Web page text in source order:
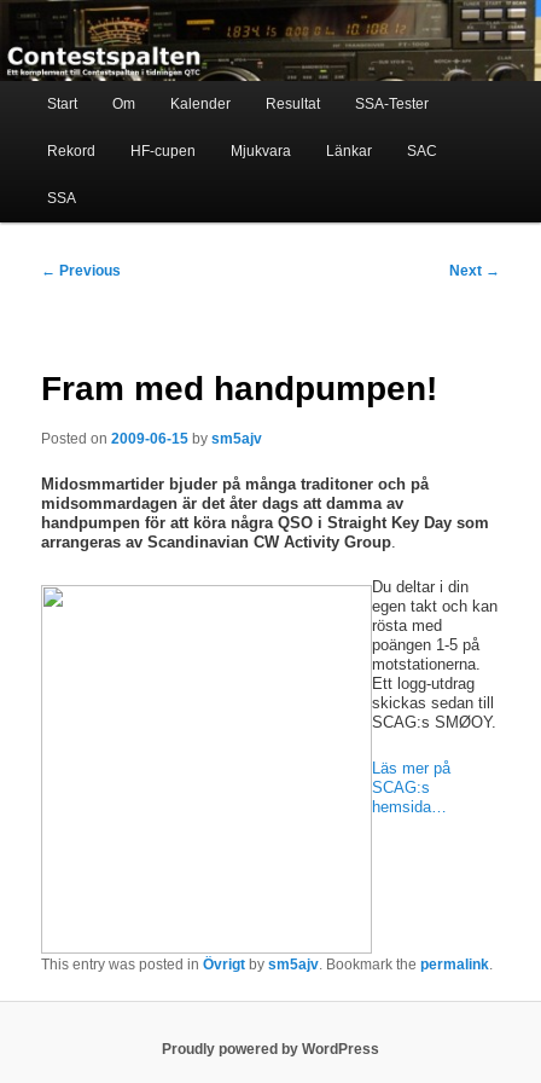
Skip
primary
content
Contestspalten
Ett komplement till contestspalten i tidningen QTC
Start Om Kalender Resultat SSA-Tester
Rekord HF-cupen Mjukvara Länkar SAC
SSA
Post
← Previous Next →
Fram med handpumpen!
Posted on2009-06-15 bysm5ajv
Midosmmartider bjuder på många traditoner och på
midsommardagen är det åter dags att damma av
handpumpen för att köra några QSO i Straight Key Day som
arrangeras av Scandinavian CW Activity Group.
Du deltar i din
egen takt och kan
rösta med
poängen 1-5 på
motstationerna.
Ett logg-utdrag
skickas sedan till
SCAG:s SMØOY.
Läs mer på
SCAG:s
hemsida…
This entry was posted inÖvrigt bysm5ajv . Bookmark thepermalink
Proudly powered by WordPress